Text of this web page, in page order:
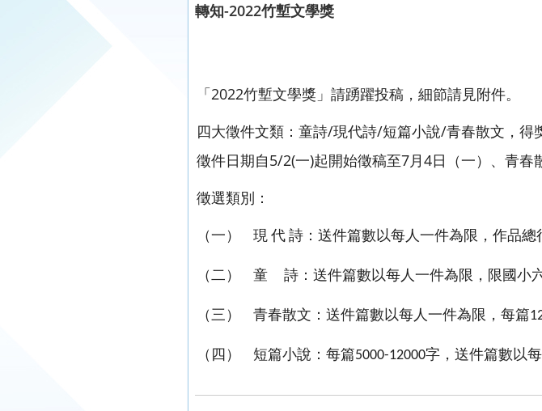
轉知-2022竹塹文學獎
「2022竹塹文學獎」請踴躍投稿，細節請見附件。
四大徵件文類：童詩/現代詩/短篇小說/青春散文，得
徵件日期自5/2(一)起開始徵稿至7月4日（一）、青春
徵選類別：
（一） 現 代 詩：送件篇數以每人一件為限，作品總
（二） 童 詩：送件篇數以每人一件為限，限國小
（三） 青春散文：送件篇數以每人一件為限，每篇
（四） 短篇小說：每篇5000-12000字，送件篇數以每